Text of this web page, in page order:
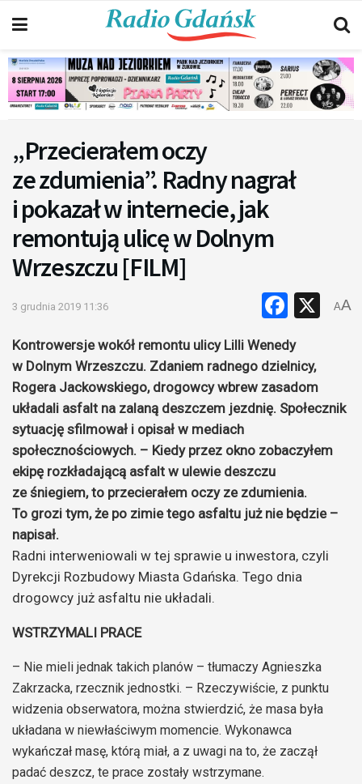
„Przecierałem oczy
ze zdumienia”. Radny nagrał
i pokazał w internecie, jak
remontują ulicę w Dolnym
Wrzeszczu [FILM]
3 grudnia 2019 11:36 X
AA
Kontrowersje wokół remontu ulicy Lilli Wenedy
w Dolnym Wrzeszczu. Zdaniem radnego dzielnicy,
Rogera Jackowskiego, drogowcy wbrew zasadom
układali asfalt na zalaną deszczem jezdnię. Społecznik
sytuację sfilmował i opisał w mediach
społecznościowych. – Kiedy przez okno zobaczyłem
ekipę rozkładającą asfalt w ulewie deszczu
ze śniegiem, to przecierałem oczy ze zdumienia.
To grozi tym, że po zimie tego asfaltu już nie będzie –
napisał.
Radni interweniowali w tej sprawie u inwestora, czyli
Dyrekcji Rozbudowy Miasta Gdańska. Tego dnia
drogowcy już asfaltu nie układali.
WSTRZYMALI PRACE
– Nie mieli jednak takich planów – tłumaczy Agnieszka
Zakrzacka, rzecznik jednostki. – Rzeczywiście, z punktu
widzenia obserwatora, można stwierdzić, że masa była
układana w niewłaściwym momencie. Wykonawca
wykańczał masę, którą miał, a z uwagi na to, że zaczął
padać deszcz, te prace zostały wstrzymane.